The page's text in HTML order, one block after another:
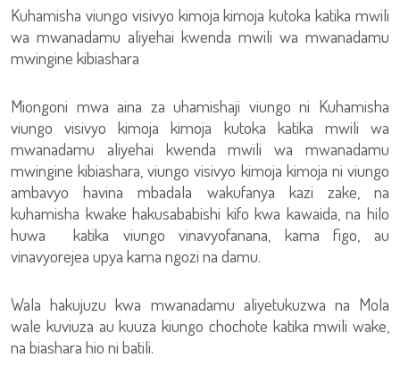
Kuhamisha viungo visivyo kimoja kimoja kutoka katika mwili
wa mwanadamu aliyehai kwenda mwili wa mwanadamu
mwingine kibiashara
Miongoni mwa aina za uhamishaji viungo ni Kuhamisha
viungo visivyo kimoja kimoja kutoka katika mwili wa
mwanadamu aliyehai kwenda mwili wa mwanadamu
mwingine kibiashara, viungo visivyo kimoja kimoja ni viungo
ambavyo havina mbadala wakufanya kazi zake, na
kuhamisha kwake hakusababishi kifo kwa kawaida, na hilo
huwa katika viungo vinavyofanana, kama figo, au
vinavyorejea upya kama ngozi na damu.
Wala hakujuzu kwa mwanadamu aliyetukuzwa na Mola
wale kuviuza au kuuza kiungo chochote katika mwili wake,
na biashara hio ni batili.